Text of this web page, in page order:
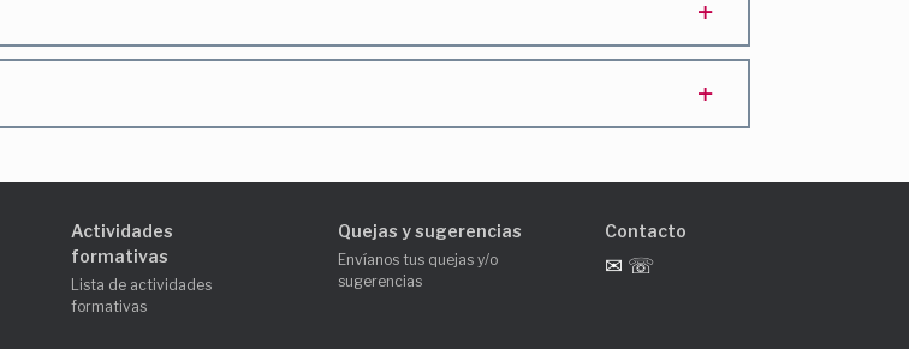
Actividades
formativas
Lista de actividades
formativas
Quejas y sugerencias
Envíanos tus quejas y/o
sugerencias
Contacto
✉ ☏